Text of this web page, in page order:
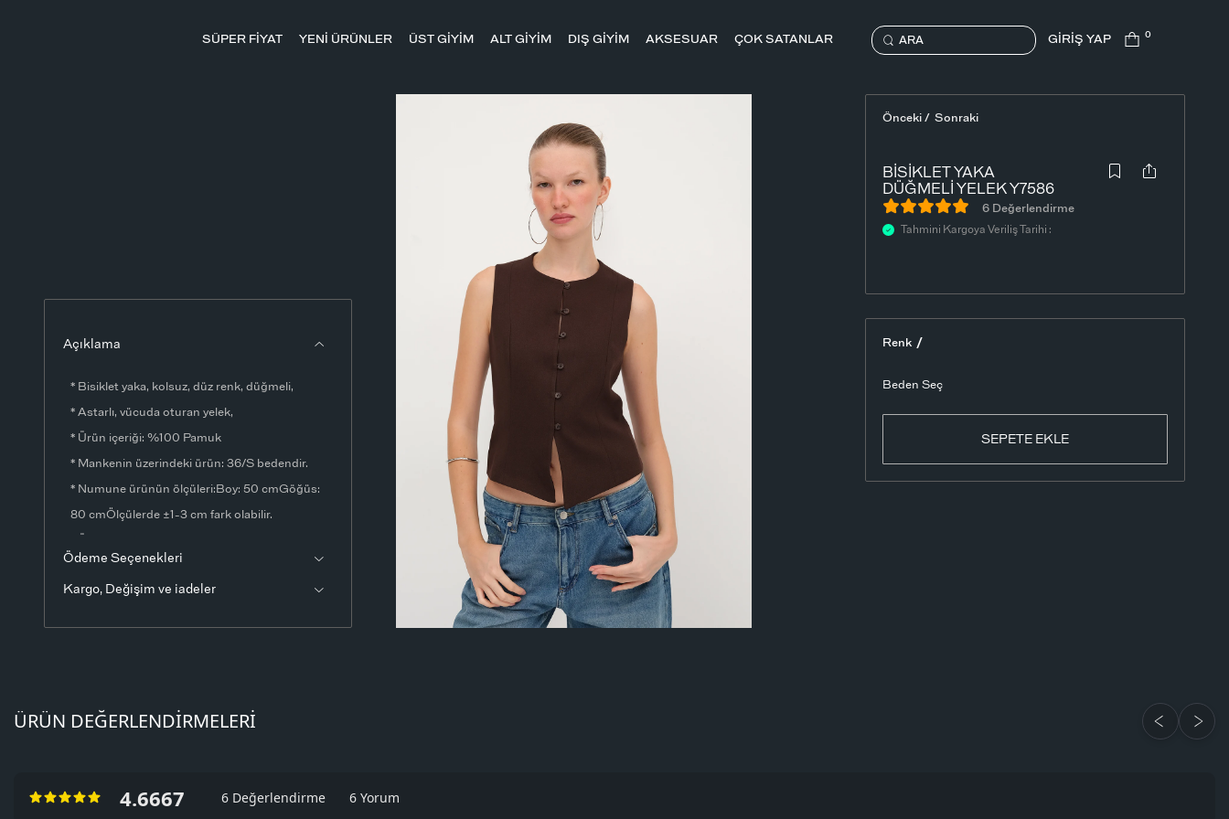
SÜPER FİYAT YENİ ÜRÜNLER ÜST GİYİM ALT GİYİM DIŞ GİYİM AKSESUAR ÇOK SATANLAR ARA GİRİŞ YAP 0
Açıklama
* Bisiklet yaka, kolsuz, düz renk, düğmeli,
* Astarlı, vücuda oturan yelek,
* Ürün içeriği: %100 Pamuk
* Mankenin üzerindeki ürün: 36/S bedendir.
* Numune ürünün ölçüleri:Boy: 50 cmGöğüs:
80 cmÖlçülerde ±1-3 cm fark olabilir.
çekilmiştir. Işık ve ekran ayarlarından dolayı
renklerde ton farklılıkları görülebilir.
Ödeme Seçenekleri
Kargo, Değişim ve iadeler
Önceki / Sonraki
BISIKLET YAKA
DÜĞMELI YELEK Y7586
6 Değerlendirme
Tahmini Kargoya Veriliş Tarihi :
Renk /
Beden Seç
SEPETE EKLE
ÜRÜN DEĞERLENDIRMELERI
4.6667 6 Değerlendirme 6 Yorum